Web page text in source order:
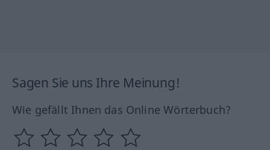
Sagen Sie uns Ihre Meinung!
Wie gefällt Ihnen das Online Wörterbuch?